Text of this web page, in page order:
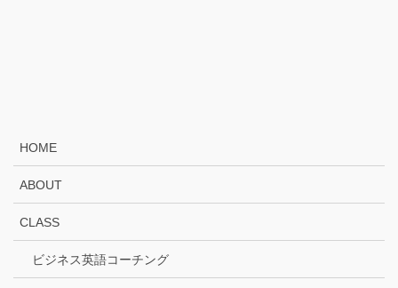
HOME
ABOUT
CLASS
ビジネス英語コーチング